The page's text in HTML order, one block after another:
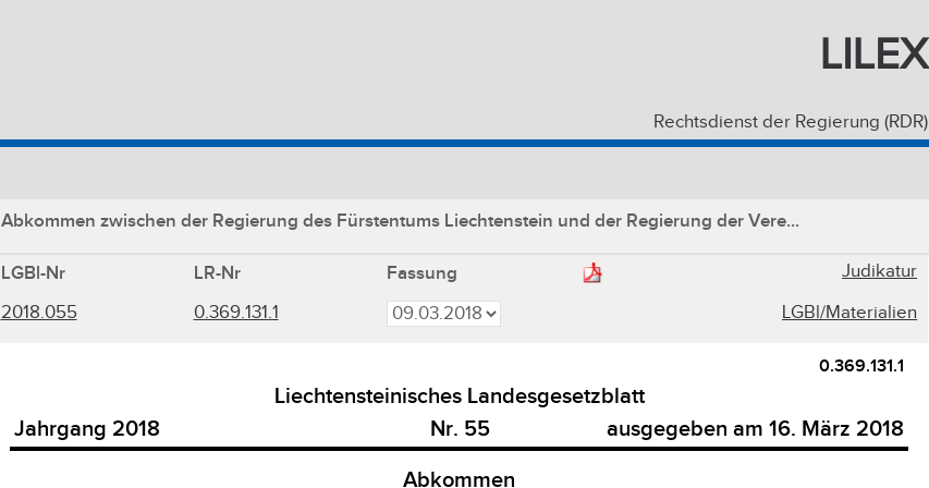
LILEX
Rechtsdienst der Regierung (RDR)
Abkommen zwischen der Regierung des Fürstentums Liechtenstein und der Regierung der Vere...
LGBl-Nr LR-Nr Fassung
Judikatur
2018.055
0.369.131.1 LGBl/Materialien